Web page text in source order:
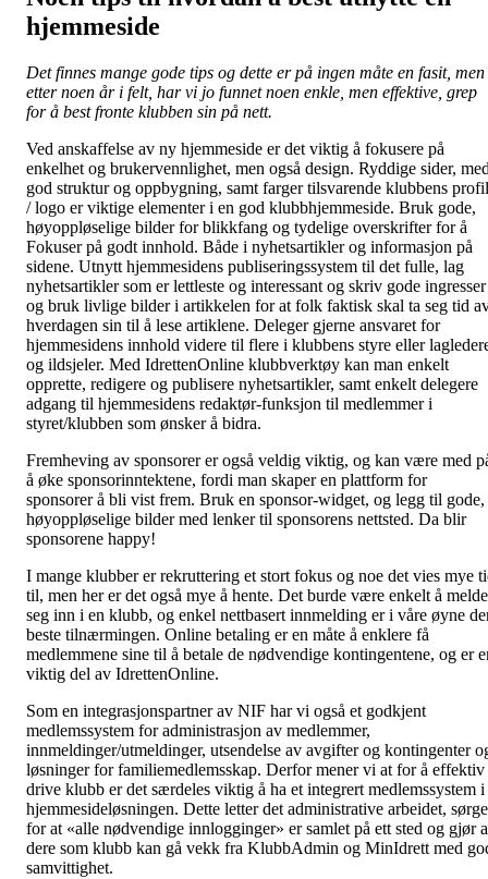
hjemmeside
Det finnes mange gode tips og dette er på ingen måte en fasit, men
etter noen år i felt, har vi jo funnet noen enkle, men effektive, grep
for å best fronte klubben sin på nett.
Ved anskaffelse av ny hjemmeside er det viktig å fokusere på
enkelhet og brukervennlighet, men også design. Ryddige sider,
god struktur og oppbygning, samt farger tilsvarende klubbens profil
/ logo er viktige elementer i en god klubbhjemmeside. Bruk gode,
høyoppløselige bilder for blikkfang og tydelige overskrifter for å
Fokuser på godt innhold. Både i nyhetsartikler og informasjon på
sidene. Utnytt hjemmesidens publiseringssystem til det fulle, lag
nyhetsartikler som er lettleste og interessant og skriv gode ingresser
og bruk livlige bilder i artikkelen for at folk faktisk skal ta seg tid
hverdagen sin til å lese artiklene. Deleger gjerne ansvaret for
hjemmesidens innhold videre til flere i klubbens styre eller
og ildsjeler. Med IdrettenOnline klubbverktøy kan man enkelt
opprette, redigere og publisere nyhetsartikler, samt enkelt delegere
adgang til hjemmesidens redaktør-funksjon til medlemmer i
styret/klubben som ønsker å bidra.
Fremheving av sponsorer er også veldig viktig, og kan være med
å øke sponsorinntektene, fordi man skaper en plattform for
sponsorer å bli vist frem. Bruk en sponsor-widget, og legg til gode,
høyoppløselige bilder med lenker til sponsorens nettsted. Da blir
sponsorene happy!
I mange klubber er rekruttering et stort fokus og noe det vies mye
til, men her er det også mye å hente. Det burde være enkelt å melde
seg inn i en klubb, og enkel nettbasert innmelding er i våre øyne
beste tilnærmingen. Online betaling er en måte å enklere få
medlemmene sine til å betale de nødvendige kontingentene, og er
viktig del av IdrettenOnline.
Som en integrasjonspartner av NIF har vi også et godkjent
medlemssystem for administrasjon av medlemmer,
innmeldinger/utmeldinger, utsendelse av avgifter og kontingenter
løsninger for familiemedlemsskap. Derfor mener vi at for å effektiv
drive klubb er det særdeles viktig å ha et integrert medlemssystem i
hjemmesideløsningen. Dette letter det administrative arbeidet,
for at «alle nødvendige innlogginger» er samlet på ett sted og gjør
dere som klubb kan gå vekk fra KlubbAdmin og MinIdrett med
samvittighet.